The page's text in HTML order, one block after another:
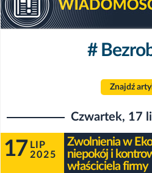
#
Znajdź
Czwartek, 17
17 LIP
2025
Zwolnienia w
niepokój i
właściciela firmy